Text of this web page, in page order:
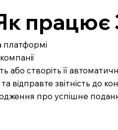
працює
платформі
або створіть її
відправте звітність до
про успішне